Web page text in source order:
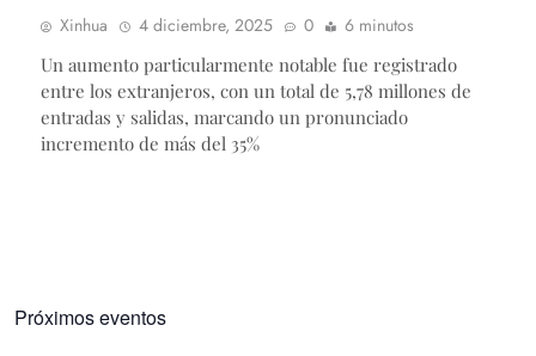
Xinhua 4 diciembre, 2025 0
6 minutos
Un aumento particularmente notable fue registrado
entre los extranjeros, con un total de 5,78 millones de
entradas y salidas, marcando un pronunciado
incremento de más del 35%
Próximos eventos